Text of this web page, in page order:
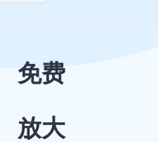
免费
放大